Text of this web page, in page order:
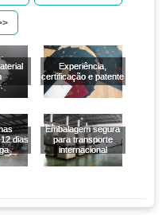
Experiência,
certificação e patente
dias
Embalagem segura
para transporte
internacional